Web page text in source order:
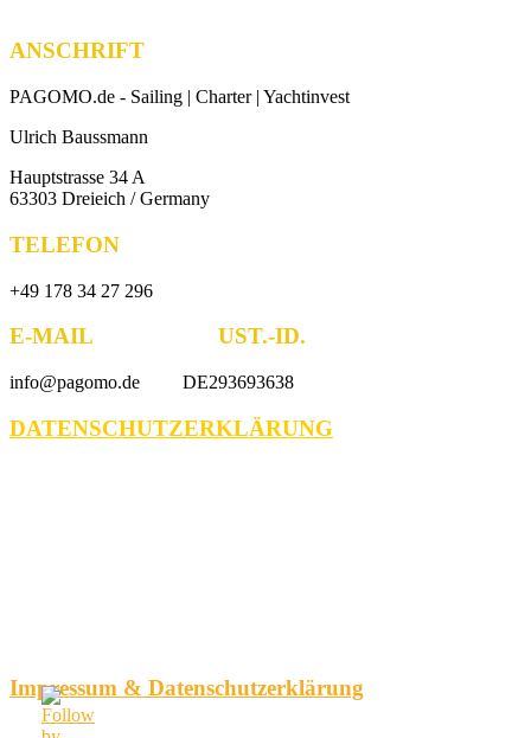
ANSCHRIFT
PAGOMO.de - Sailing | Charter | Yachtinvest
Ulrich Baussmann
Hauptstrasse 34 A
63303 Dreieich / Germany
TELEFON
+49 178 34 27 296
E-MAIL UST.-ID.
info@pagomo.de DE293693638
DATENSCHUTZERKLÄRUNG
Impressum & Datenschutzerklärung